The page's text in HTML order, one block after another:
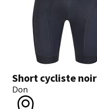
Short cycliste noir
Don